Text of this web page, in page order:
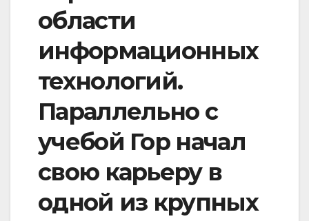
области
информационных
технологий.
Параллельно с
учебой Гор начал
свою карьеру в
одной из крупных